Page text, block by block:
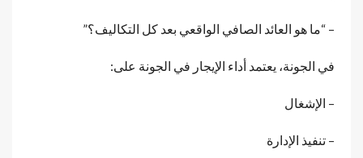
– “ما هو العائد الصافي الواقعي بعد كل التكاليف؟”
في الجونة، يعتمد أداء الإيجار في الجونة على:
– الإشغال
– تنفيذ الإدارة